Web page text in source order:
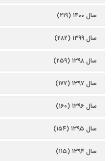
سال ۱۴۰۰ (۲۱۹)
سال ۱۳۹۹ (۲۸۲)
سال ۱۳۹۸ (۲۵۹)
سال ۱۳۹۷ (۱۷۷)
سال ۱۳۹۶ (۱۶۰)
سال ۱۳۹۵ (۱۵۴)
سال ۱۳۹۴ (۱۱۵)